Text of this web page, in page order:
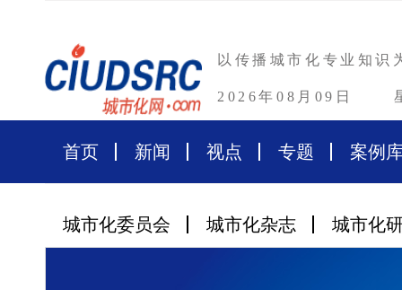
以传播城市化专业知识
2026年08月09日
首页 新闻 视点 专题 案例
城市化委员会 城市化杂志 城市化